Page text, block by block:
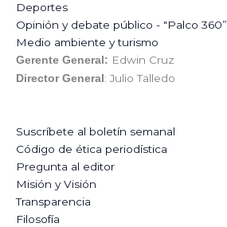
Deportes
Opinión y debate público - "Palco 360”
Medio ambiente y turismo
Gerente General: Edwin Cruz
Director General : Julio Talledo
Suscríbete al boletín semanal
Código de ética periodística
Pregunta al editor
Misión y Visión
Transparencia
Filosofía